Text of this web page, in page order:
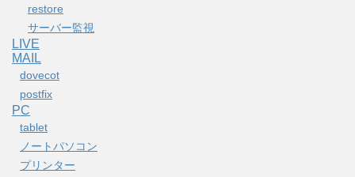
restore
サーバー監視
LIVE
MAIL
dovecot
postfix
PC
tablet
ノートパソコン
プリンター